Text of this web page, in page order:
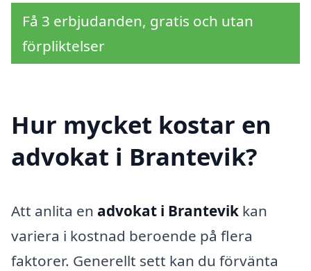
Få 3 erbjudanden, gratis och utan
förpliktelser
Hur mycket kostar en
advokat i Brantevik?
Att anlita en advokat i Brantevik kan
variera i kostnad beroende på flera
faktorer. Generellt sett kan du förvänta